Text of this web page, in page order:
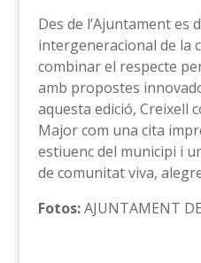
Des de l’Ajuntament es
intergeneracional de la
combinar el respecte
amb propostes
aquesta edició, Creixell
Major com una cita
estiuenc del municipi i
de comunitat viva,
Fotos:AJUNTAMENT